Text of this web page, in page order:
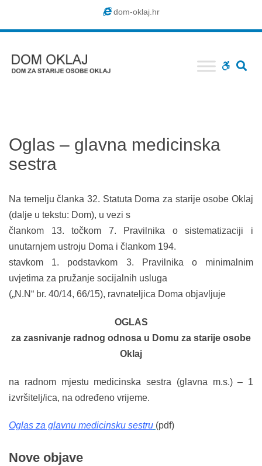
dom-oklaj.hr
WCAG
Oglas – glavna medicinska
sestra
Na temelju članka 32. Statuta Doma za starije osobe Oklaj
(dalje u tekstu: Dom), u vezi s
člankom 13. točkom 7. Pravilnika o sistematizaciji i
unutarnjem ustroju Doma i člankom 194.
stavkom 1. podstavkom 3. Pravilnika o minimalnim
uvjetima za pružanje socijalnih usluga
(„N.N“ br. 40/14, 66/15), ravnateljica Doma objavljuje
OGLAS
za zasnivanje radnog odnosa u Domu za starije osobe
Oklaj
na radnom mjestu medicinska sestra (glavna m.s.) – 1
izvršitelj/ica, na određeno vrijeme.
Oglas za glavnu medicinsku sestru (pdf)
Nove objave